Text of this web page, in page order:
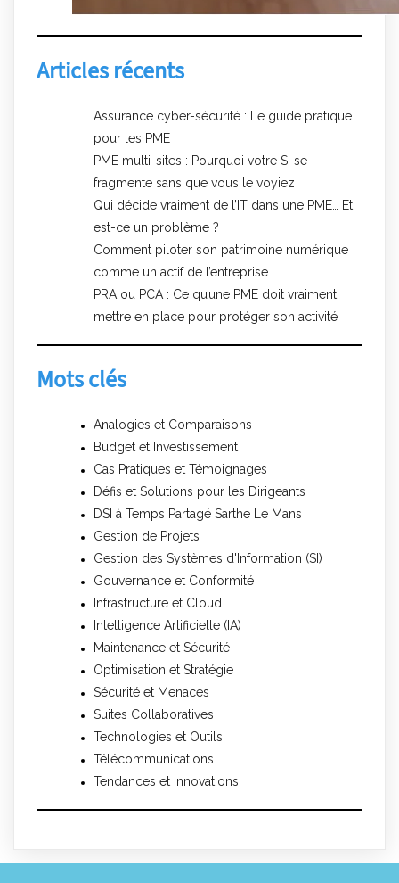
Articles récents
Assurance cyber-sécurité : Le guide pratique
pour les PME
PME multi-sites : Pourquoi votre SI se
fragmente sans que vous le voyiez
Qui décide vraiment de l’IT dans une PME… Et
est-ce un problème ?
Comment piloter son patrimoine numérique
comme un actif de l’entreprise
PRA ou PCA : Ce qu’une PME doit vraiment
mettre en place pour protéger son activité
Mots clés
Analogies et Comparaisons
Budget et Investissement
Cas Pratiques et Témoignages
Défis et Solutions pour les Dirigeants
DSI à Temps Partagé Sarthe Le Mans
Gestion de Projets
Gestion des Systèmes d'Information (SI)
Gouvernance et Conformité
Infrastructure et Cloud
Intelligence Artificielle (IA)
Maintenance et Sécurité
Optimisation et Stratégie
Sécurité et Menaces
Suites Collaboratives
Technologies et Outils
Télécommunications
Tendances et Innovations